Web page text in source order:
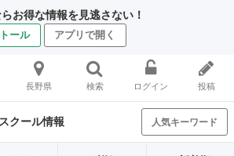
お得な情報を見逃さない！
ール アプリで開く
長野県 検索 ログイン 投稿
クール情報 人気キーワード